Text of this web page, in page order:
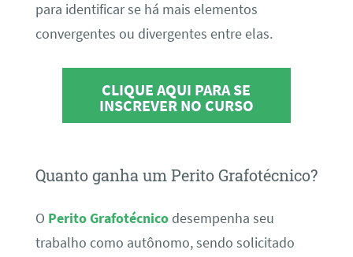
para identificar se há mais elementos
convergentes ou divergentes entre elas.
CLIQUE AQUI PARA SE
INSCREVER NO CURSO
Quanto ganha um Perito Grafotécnico?
O Perito Grafotécnicodesempenha seu
trabalho como autônomo, sendo solicitado